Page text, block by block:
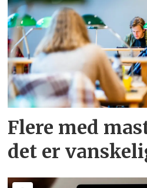
Flere med
det er